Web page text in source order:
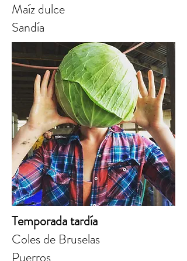
Maíz dulce
Sandía
Temporada tardía
Coles de Bruselas
Puerros